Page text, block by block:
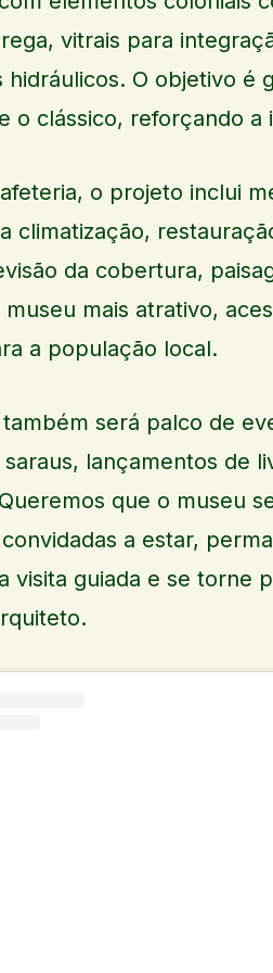
vitrais para
hidráulicos. O objetivo é
o clássico, reforçando a
o projeto inclui
climatização,
da cobertura,
mais atrativo,
a população local.
será palco de
lançamentos de
que o museu
a estar,
visita guiada e se torne